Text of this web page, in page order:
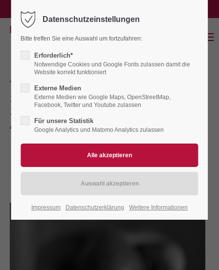
Login
Benutzername
Passwort
Register|Lost your password?
Support
Lorem ipsum dolor sit amet:
service@binnenland-waterkant.de
TREFFEN FUER
SUCHTKRANKE /
SUCHTGEFAERDETE U.
ANGEHOERIGE- Lütjenburg
17.11.2026
ORT: LÜTJENBURG, WEHDENSTRASSE 14, EV.-LUTH. G
EMEINDEHAUS
Datenschutzeinstellungen
Bitte treffen Sie eine Auswahl um fortzufahren:
Erforderlich*
Notwendige Cookies und Google Fonts zulassen damit die
Website korrekt funktioniert
Externe Medien
Externe Medien wie Google Maps, OpenStreetMap,
Facebook, Twitter und Youtube zulassen
Für unsere Statistik
Google Analytics und Matomo Analytics zulassen
Impressum Datenschutzerklärung Weitere Informationen